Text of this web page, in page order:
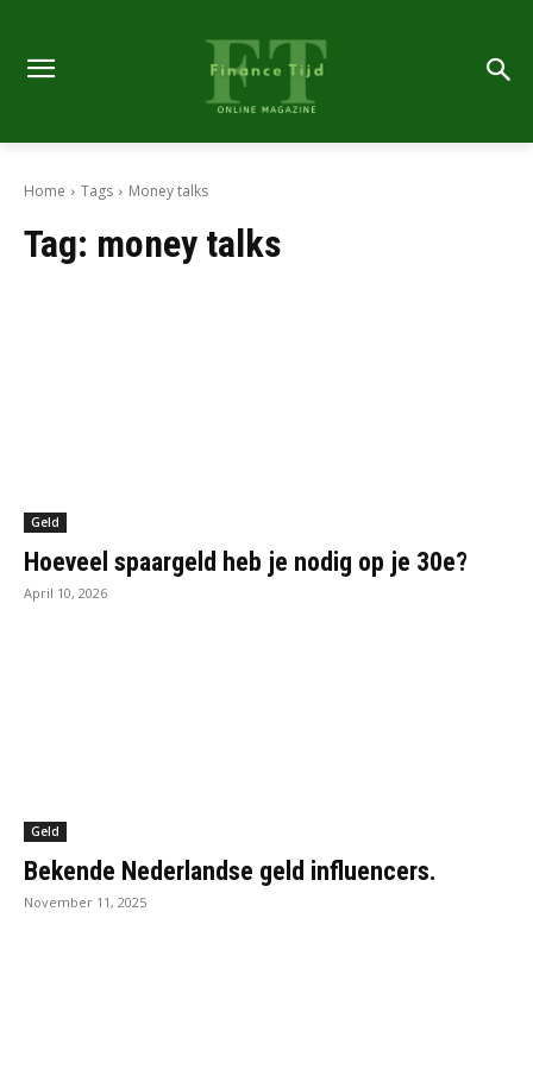
Home Tags Money talks
Tag: money talks
Geld
Hoeveel spaargeld heb je nodig op je 30e?
April 10, 2026
Geld
Bekende Nederlandse geld influencers.
November 11, 2025